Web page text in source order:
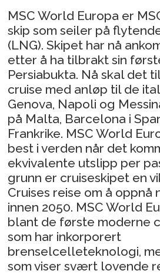
MSC World Europa er
skip som seiler på
(LNG). Skipet har nå
etter å ha tilbrakt sin
Persiabukta. Nå skal det
cruise med anløp til de
Genova, Napoli og
på Malta, Barcelona i
Frankrike. MSC World
best i verden når det
ekvivalente utslipp per
grunn er cruiseskipet en
Cruises reise om å
innen 2050. MSC World
blant de første moderne
som har inkorporert
brenselcelleteknologi,
som viser svært lovende